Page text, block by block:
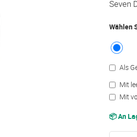
Seven
Wählen
Als
Mit
Mit
📦 An